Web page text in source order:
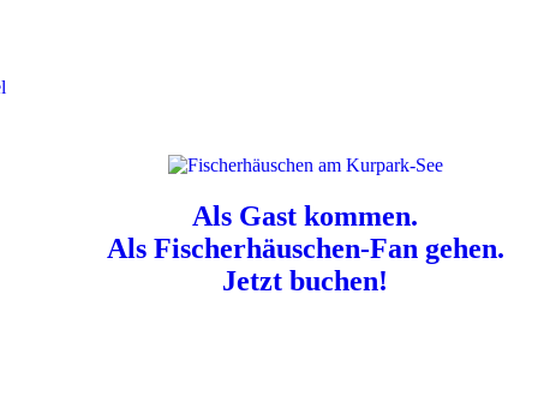
Als Gast kommen.
Als Fischerhäuschen-Fan gehen.
Jetzt buchen!